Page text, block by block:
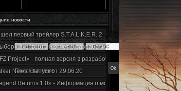
новости
первый трейлер S.T.A.L.K.E.R. 2
- четвертый отчет о разработке!
Project» - полная версия в разработке!
News. Выпуск от 29.06.20
Returns 1.0» - Информация о моде за июнь 2020